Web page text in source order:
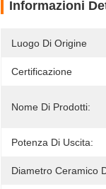
Informazioni
Luogo Di Origine
Certificazione
Nome Di Prodotti:
Potenza Di Uscita:
Diametro Ceramico